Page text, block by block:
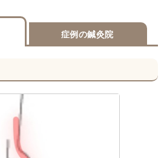
症例の鍼灸院